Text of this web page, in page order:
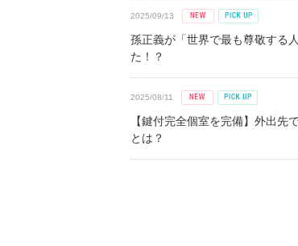
2025/09/13
孫正義が「世界で最も尊敬する
た！？
2025/08/11
【鍵付完全個室を完備】外出先
とは？